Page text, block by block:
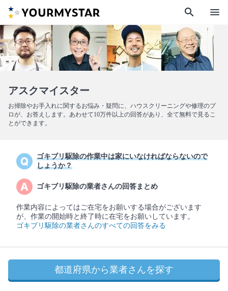
search menu
アスクマイスター
お掃除やお手入れに関するお悩み・疑問に、ハウスクリーニングや修理のプ
ロが、お答えします。あわせて10万件以上の回答があり、全て無料で見るこ
とができます。
ゴキブリ駆除の作業中は家にいなければならないので
しょうか？
ゴキブリ駆除の業者さんの回答まとめ
作業内容によってはご在宅をお願いする場合がございます
が、作業の開始時と終了時に在宅をお願いしています。
ゴキブリ駆除の業者さんのすべての回答をみる
都道府県から業者さんを探す